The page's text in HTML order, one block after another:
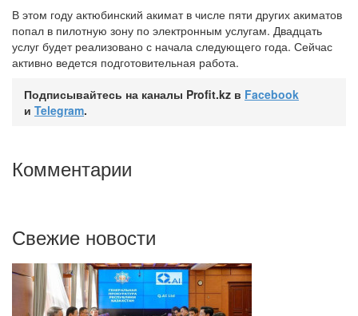
В этом году актюбинский акимат в числе пяти других акиматов
попал в пилотную зону по электронным услугам. Двадцать
услуг будет реализовано с начала следующего года. Сейчас
активно ведется подготовительная работа.
Подписывайтесь на каналы Profit.kz в Facebook
и Telegram.
Комментарии
Свежие новости